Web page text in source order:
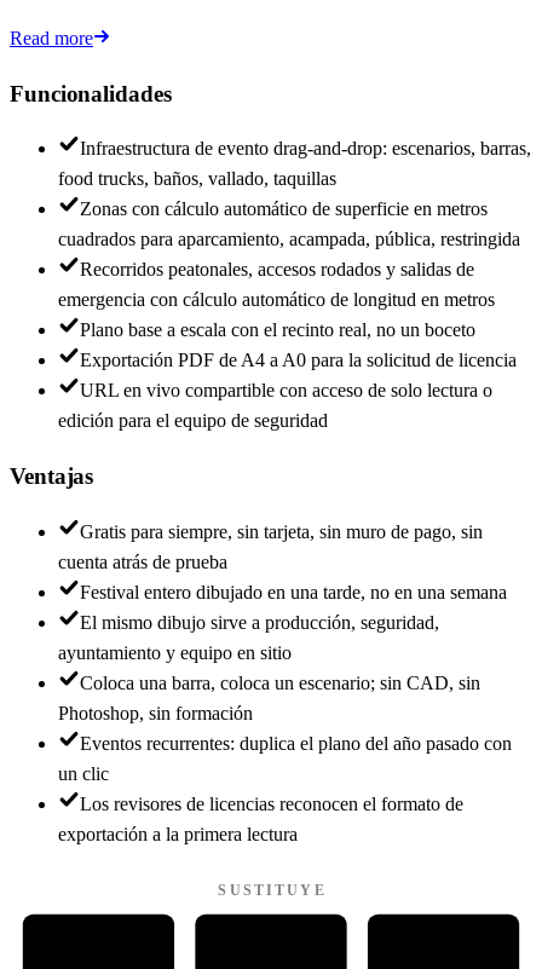
Read more
Funcionalidades
Infraestructura de evento drag-and-drop: escenarios, barras,
food trucks, baños, vallado, taquillas
Zonas con cálculo automático de superficie en metros
cuadrados para aparcamiento, acampada, pública, restringida
Recorridos peatonales, accesos rodados y salidas de
emergencia con cálculo automático de longitud en metros
Plano base a escala con el recinto real, no un boceto
Exportación PDF de A4 a A0 para la solicitud de licencia
URL en vivo compartible con acceso de solo lectura o
edición para el equipo de seguridad
Ventajas
Gratis para siempre, sin tarjeta, sin muro de pago, sin
cuenta atrás de prueba
Festival entero dibujado en una tarde, no en una semana
El mismo dibujo sirve a producción, seguridad,
ayuntamiento y equipo en sitio
Coloca una barra, coloca un escenario; sin CAD, sin
Photoshop, sin formación
Eventos recurrentes: duplica el plano del año pasado con
un clic
Los revisores de licencias reconocen el formato de
exportación a la primera lectura
SUSTITUYE